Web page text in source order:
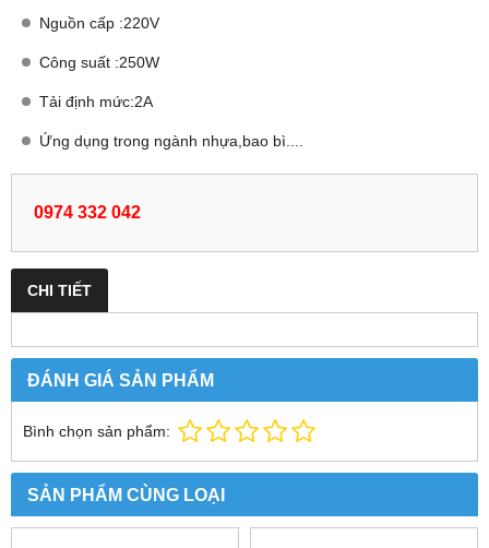
Nguồn cấp :220V
Công suất :250W
Tải định mức:2A
Ứng dụng trong ngành nhựa,bao bì....
0974 332 042
CHI TIẾT
ĐÁNH GIÁ SẢN PHẨM
Bình chọn sản phẩm:
SẢN PHẨM CÙNG LOẠI